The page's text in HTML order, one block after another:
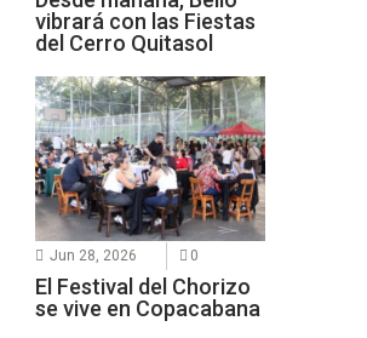
vibrará con las Fiestas
del Cerro Quitasol
Jun 28, 2026 0
El Festival del Chorizo
se vive en Copacabana